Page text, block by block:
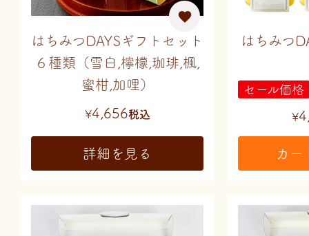
はちみつDAYSギフトセット
６種類（雪白,檸檬,珈琲,楓,
蜜柑,加哩）
¥4,656税込
詳細を見る
はちみつ
セール価格
¥
カー